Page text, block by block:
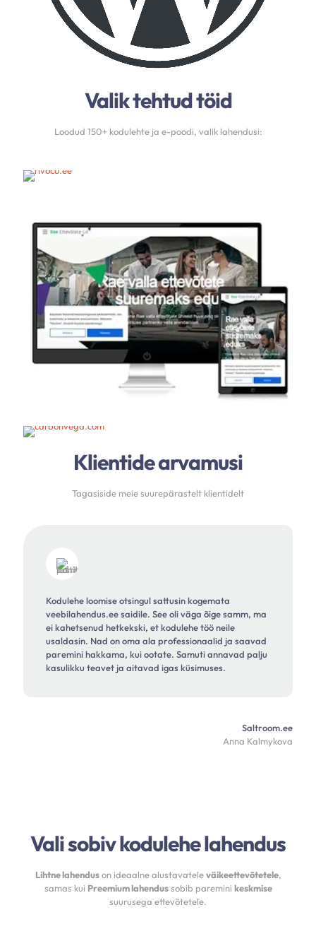
Valik tehtud töid
Loodud 150+ kodulehte ja e-poodi, valik lahendusi:
Klientide arvamusi
Tagasiside meie suurepärastelt klientidelt
Kodulehe loomise otsingul sattusin kogemata
veebilahendus.ee saidile. See oli väga õige samm, ma
ei kahetsenud hetkekski, et kodulehe töö neile
usaldasin. Nad on oma ala professionaalid ja saavad
paremini hakkama, kui ootate. Samuti annavad palju
kasulikku teavet ja aitavad igas küsimuses.
Saltroom.ee
Anna Kalmykova
Vali sobiv kodulehe lahendus
Lihtne lahenduson ideaalne alustavateleväikeettevõtetele,
samas kui Preemium lahendussobib paremini keskmise
suurusega ettevõtetele.